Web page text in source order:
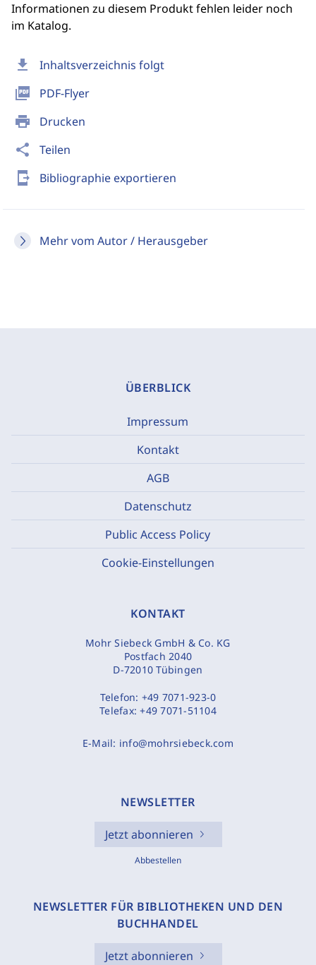
download Inhaltsverzeichnis folgt
picture_as_pdf PDF-Flyer
print Drucken
share Teilen
send_to_mobile Bibliographie exportieren
Mehr vom Autor / Herausgeber
Informationen zu diesem Produkt fehlen leider noch
im Katalog.
ÜBERBLICK
Impressum
Kontakt
AGB
Datenschutz
Public Access Policy
Cookie-Einstellungen
KONTAKT
Mohr Siebeck GmbH & Co. KG
Postfach 2040
D-72010 Tübingen
Telefon: +49 7071-923-0
Telefax:+49 7071-51104
E-Mail: info@mohrsiebeck.com
NEWSLETTER
Jetzt abonnieren
Abbestellen
NEWSLETTER FÜR BIBLIOTHEKEN UND DEN
BUCHHANDEL
Jetzt abonnieren